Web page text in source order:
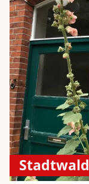
Stadtwald